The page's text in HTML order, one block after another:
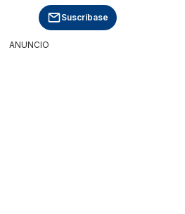
Suscríbase
ANUNCIO